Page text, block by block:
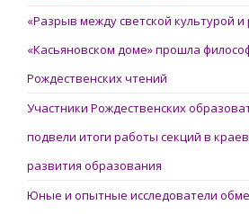
«Разрыв между светской культурой и
«Касьяновском доме» прошла
Рождественских чтений
Участники Рождественских
подвели итоги работы секций в
развития образования
Юные и опытные исследователи